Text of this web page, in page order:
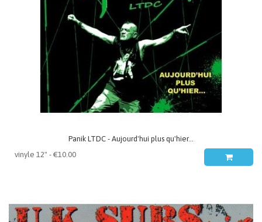
Panik LTDC - Aujourd'hui plus qu'hier...